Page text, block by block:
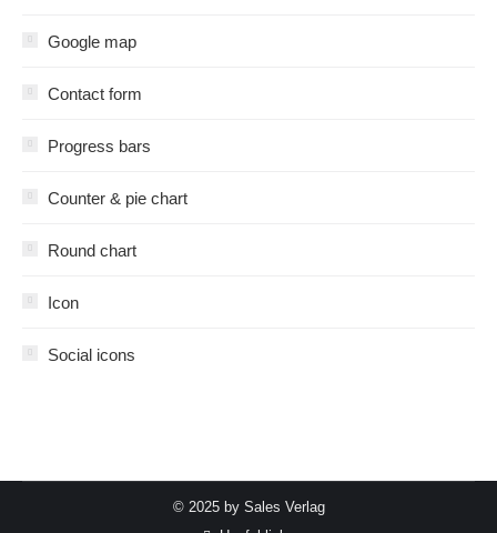
Google map
Contact form
Progress bars
Counter & pie chart
Round chart
Icon
Social icons
© 2025 by Sales Verlag